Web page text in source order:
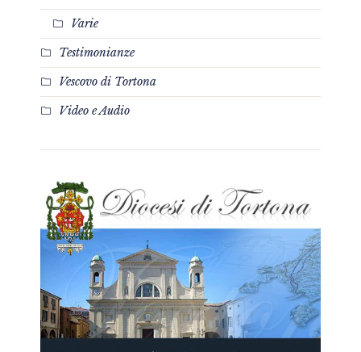
Varie
Testimonianze
Vescovo di Tortona
Video e Audio